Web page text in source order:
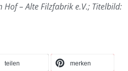
– Alte Filzfabrik e.V.; Titelbild:
teilen merken